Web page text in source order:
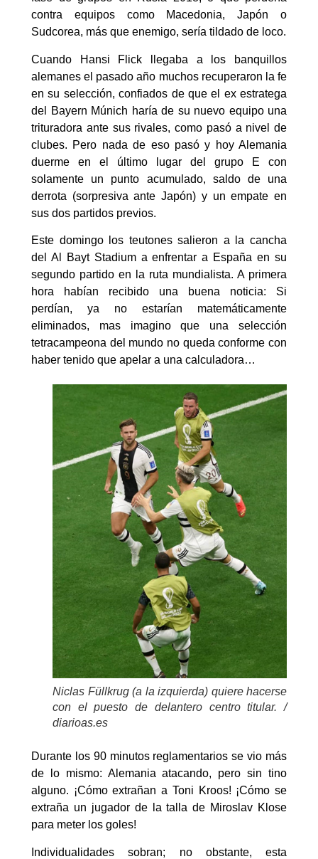
contra equipos como Macedonia, Japón o
Sudcorea, más que enemigo, sería tildado de loco.
Cuando Hansi Flick llegaba a los banquillos
alemanes el pasado año muchos recuperaron la fe
en su selección, confiados de que el ex estratega
del Bayern Múnich haría de su nuevo equipo una
trituradora ante sus rivales, como pasó a nivel de
clubes. Pero nada de eso pasó y hoy Alemania
duerme en el último lugar del grupo E con
solamente un punto acumulado, saldo de una
derrota (sorpresiva ante Japón) y un empate en
sus dos partidos previos.
Este domingo los teutones salieron a la cancha
del Al Bayt Stadium a enfrentar a España en su
segundo partido en la ruta mundialista. A primera
hora habían recibido una buena noticia: Si
perdían, ya no estarían matemáticamente
eliminados, mas imagino que una selección
tetracampeona del mundo no queda conforme con
haber tenido que apelar a una calculadora…
Niclas Füllkrug (a la izquierda) quiere hacerse
con el puesto de delantero centro titular. /
diarioas.es
Durante los 90 minutos reglamentarios se vio más
de lo mismo: Alemania atacando, pero sin tino
alguno. ¡Cómo extrañan a Toni Kroos! ¡Cómo se
extraña un jugador de la talla de Miroslav Klose
para meter los goles!
Individualidades sobran; no obstante, esta